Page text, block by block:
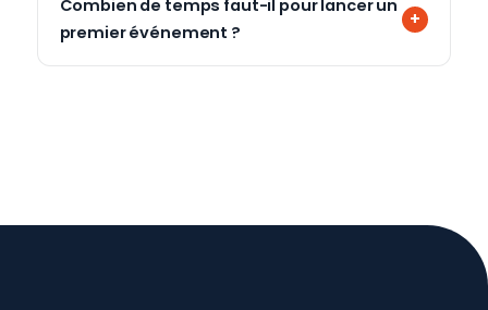
Combien de temps faut-il pour lancer un
premier événement ?